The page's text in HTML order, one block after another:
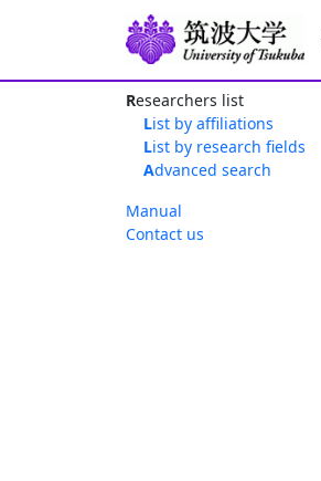
Researchers list
List by affiliations
List by research fields
Advanced search
Manual
Contact us